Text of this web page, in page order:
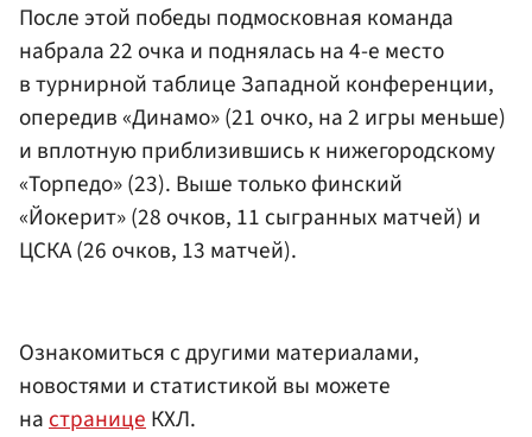
После этой победы подмосковная команда
набрала 22 очка и поднялась на 4-е место
в турнирной таблице Западной конференции,
опередив «Динамо» (21 очко, на 2 игры меньше)
и вплотную приблизившись к нижегородскому
«Торпедо» (23). Выше только финский
«Йокерит» (28 очков, 11 сыгранных матчей) и
ЦСКА (26 очков, 13 матчей).
Ознакомиться с другими материалами,
новостями и статистикой вы можете
настраницеКХЛ.